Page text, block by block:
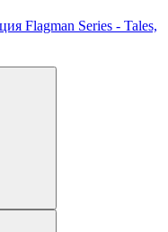
Flagman Series - Tales,